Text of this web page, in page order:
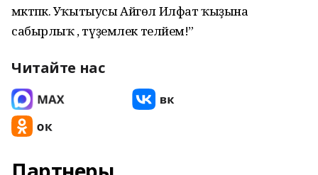
мәктәпкә. Уҡытыусы Айгөл Илфат ҡыҙына
сабырлыҡ , түҙемлек теләйем!”
Читайте нас